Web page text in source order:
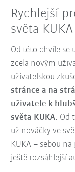
Rychlejší
světa KUKA
Od této chvíle se
zcela novým
uživatelskou
stránce a na
uživatele k
světa KUKA. Od
už nováčky ve
KUKA – sebou
ještě rozsáhlejší